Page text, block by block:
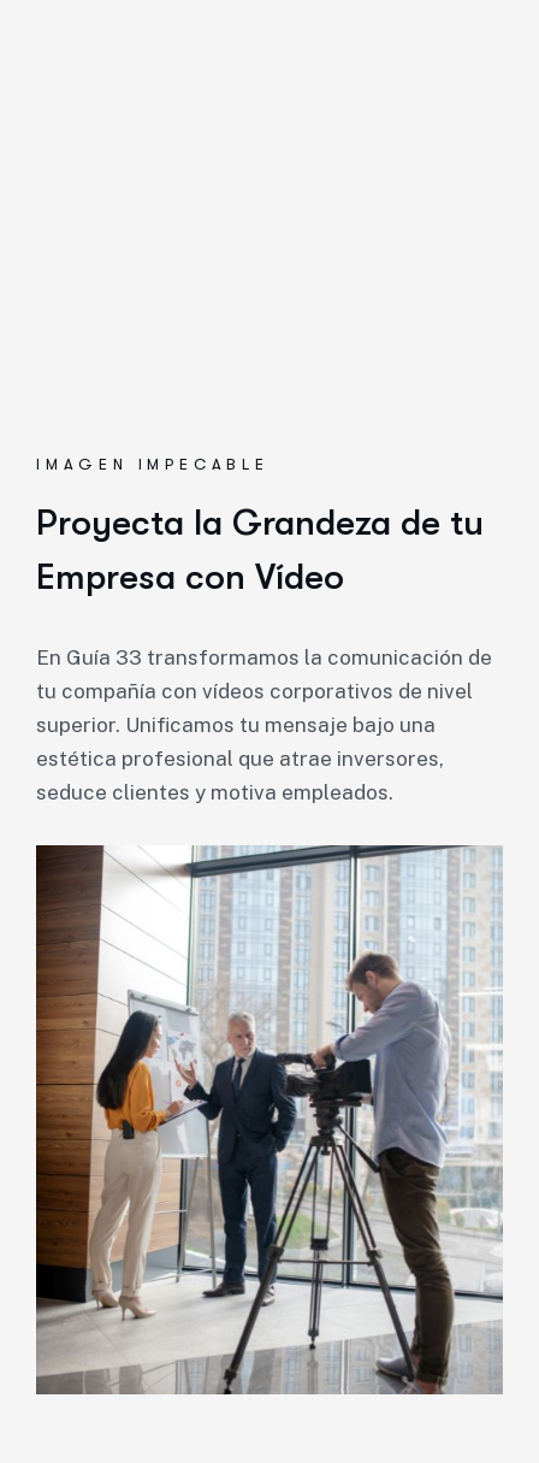
IMAGEN IMPECABLE
Proyecta la Grandeza de tu
Empresa con Vídeo
En Guía 33 transformamos la comunicación de
tu compañía con vídeos corporativos de nivel
superior. Unificamos tu mensaje bajo una
estética profesional que atrae inversores,
seduce clientes y motiva empleados.